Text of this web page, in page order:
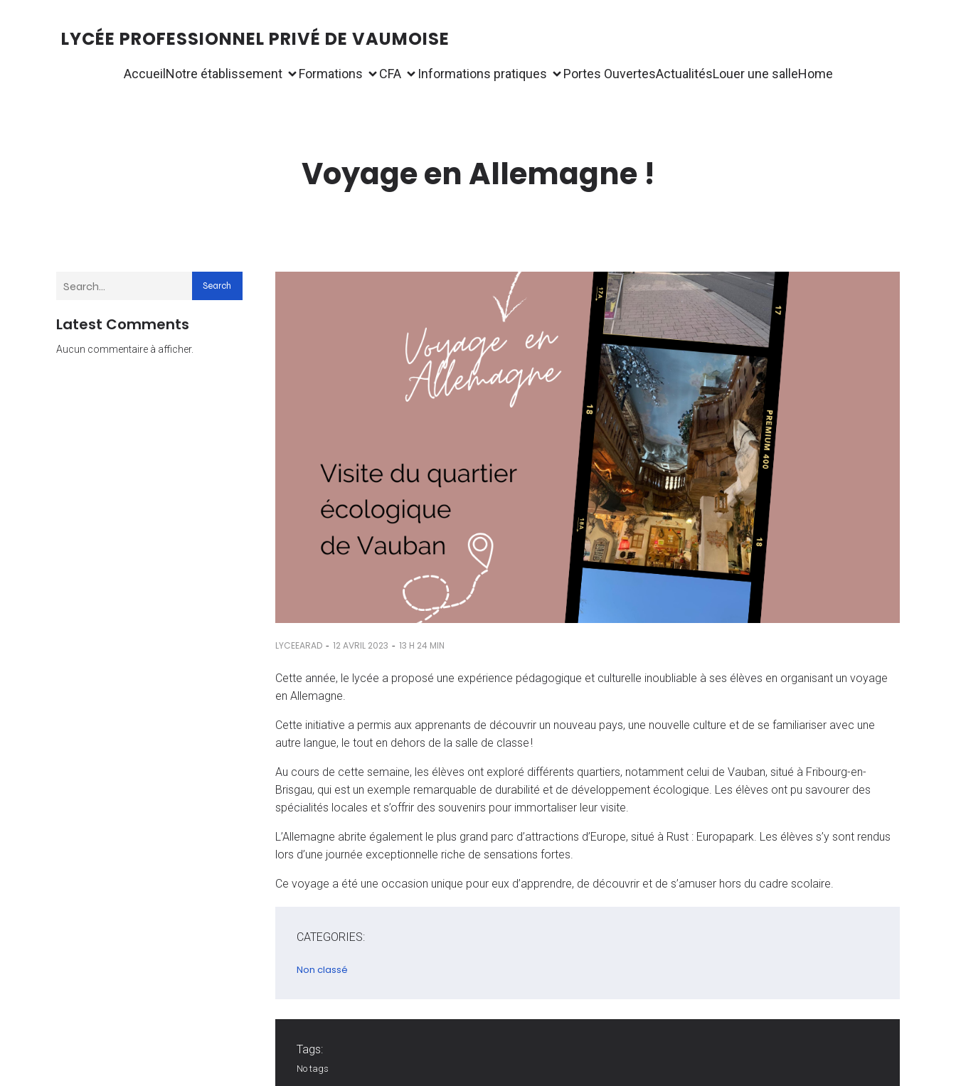
LYCÉE PROFESSIONNEL PRIVÉ DE VAUMOISE
Accueil Notre établissement Formations CFA Informations pratiques Portes OuvertesActualitésLouer une salleHome
Voyage en Allemagne !
Search
Latest Comments
Aucun commentaire à afficher.
LYCEEARAD - 12 AVRIL 2023 - 13 H 24 MIN
Cette année, le lycée a proposé une expérience pédagogique et culturelle inoubliable à ses élèves en organisant un voyage
en Allemagne.
Cette initiative a permis aux apprenants de découvrir un nouveau pays, une nouvelle culture et de se familiariser avec une
autre langue, le tout en dehors de la salle de classe !
Au cours de cette semaine, les élèves ont exploré différents quartiers, notamment celui de Vauban, situé à Fribourg-en-
Brisgau, qui est un exemple remarquable de durabilité et de développement écologique. Les élèves ont pu savourer des
spécialités locales et s’offrir des souvenirs pour immortaliser leur visite.
L’Allemagne abrite également le plus grand parc d’attractions d’Europe, situé à Rust : Europapark. Les élèves s’y sont rendus
lors d’une journée exceptionnelle riche de sensations fortes.
Ce voyage a été une occasion unique pour eux d’apprendre, de découvrir et de s’amuser hors du cadre scolaire.
CATEGORIES:
Non classé
Tags:
No tags